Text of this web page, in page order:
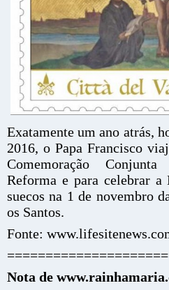
Exatamente um ano atrás,
2016, o Papa Francisco
Comemoração
Reforma e para celebrar
suecos na 1 de novembro
os Santos.
Fonte:
Nota de